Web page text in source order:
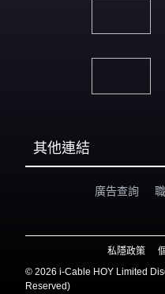
其他連結
廣告查詢
私隱政策
© 2026 i-Cable HOY Limited
Reserved)